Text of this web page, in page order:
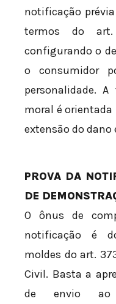
notificação
termos do
configurando o
o consumidor
personalidade.
moral é orientada
extensão do dano
PROVA DA
DE
O ônus de
notificação é
moldes do art.
Civil. Basta a
de envio ao